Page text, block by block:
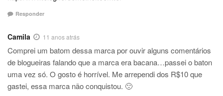
Responder
Camila 11 anos atrás
Comprei um batom dessa marca por ouvir alguns comentários
de blogueiras falando que a marca era bacana…passei o baton
uma vez só. O gosto é horrível. Me arrependi dos R$10 que
gastei, essa marca não conquistou. 🙁